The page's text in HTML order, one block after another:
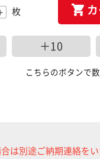
枚
＋10
こちらのボタンで
別途ご納期連絡をい